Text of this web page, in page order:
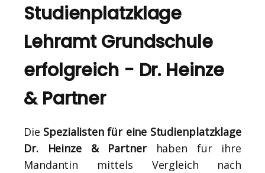
Studienplatzklage
Lehramt Grundschule
erfolgreich - Dr. Heinze
& Partner
Die Spezialisten für eine Studienplatzklage
Dr. Heinze & Partnerhaben für ihre
Mandantin mittels Vergleich nach